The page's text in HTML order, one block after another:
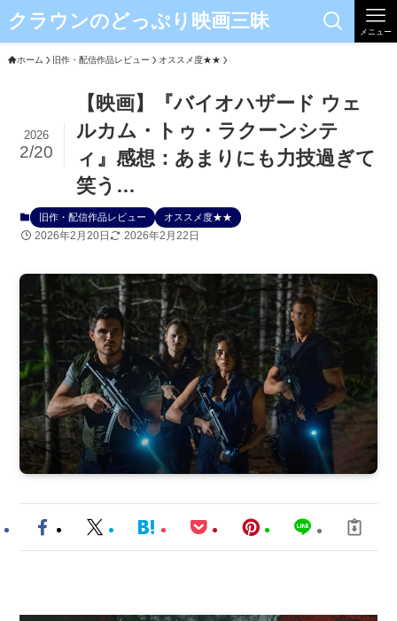
クラウンのどっぷり映画三昧 メニュー
ホーム 旧作・配信作品レビュー オススメ度★★
【映画】『バイオハザード ウェ
ルカム・トゥ・ラクーンシテ
ィ』感想：あまりにも力技過ぎて
笑う…
2026
2/20
旧作・配信作品レビュー オススメ度★★
2026年2月20日 2026年2月22日